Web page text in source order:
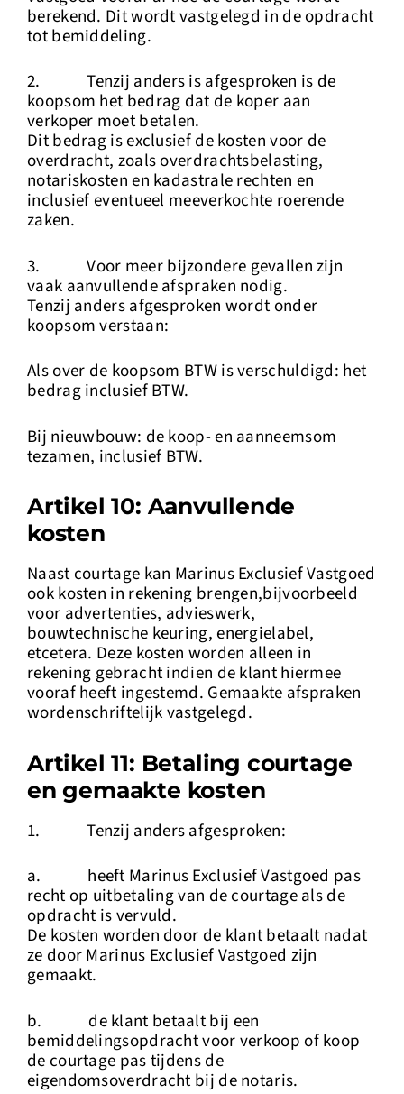
berekend. Dit wordt vastgelegd in de opdracht
tot bemiddeling.
2. Tenzij anders is afgesproken is de
koopsom het bedrag dat de koper aan
verkoper moet betalen.
Dit bedrag is exclusief de kosten voor de
overdracht, zoals overdrachtsbelasting,
notariskosten en kadastrale rechten en
inclusief eventueel meeverkochte roerende
zaken.
3. Voor meer bijzondere gevallen zijn
vaak aanvullende afspraken nodig.
Tenzij anders afgesproken wordt onder
koopsom verstaan:
Als over de koopsom BTW is verschuldigd: het
bedrag inclusief BTW.
Bij nieuwbouw: de koop- en aanneemsom
tezamen, inclusief BTW.
Artikel 10: Aanvullende
kosten
Naast courtage kan Marinus Exclusief Vastgoed
ook kosten in rekening brengen,bijvoorbeeld
voor advertenties, advieswerk,
bouwtechnische keuring, energielabel,
etcetera. Deze kosten worden alleen in
rekening gebracht indien de klant hiermee
vooraf heeft ingestemd. Gemaakte afspraken
wordenschriftelijk vastgelegd.
Artikel 11: Betaling courtage
en gemaakte kosten
1. Tenzij anders afgesproken:
a. heeft Marinus Exclusief Vastgoed pas
recht op uitbetaling van de courtage als de
opdracht is vervuld.
De kosten worden door de klant betaalt nadat
ze door Marinus Exclusief Vastgoed zijn
gemaakt.
b. de klant betaalt bij een
bemiddelingsopdracht voor verkoop of koop
de courtage pas tijdens de
eigendomsoverdracht bij de notaris.